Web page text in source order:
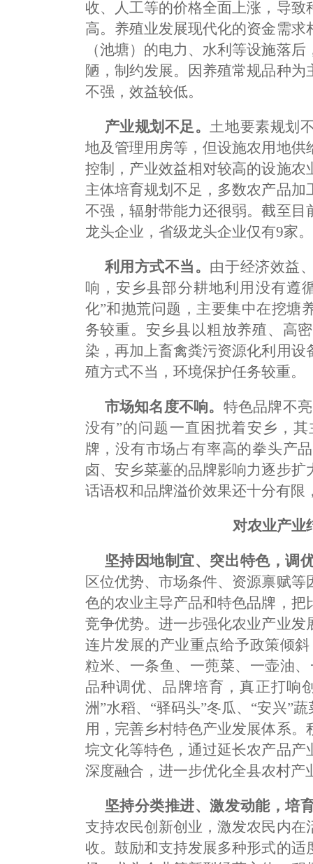
收、人工等的价格全面上涨，导
高。养殖业发展现代化的资金需
（池塘）的电力、水利等设施落
陋，制约发展。因养殖常规品种
不强，效益较低。
产业规划不足。 土地要素规划
地及管理用房等，但设施农用地
控制，产业效益相对较高的设施
主体培育规划不足，多数农产品
不强，辐射带能力还很弱。截至
龙头企业，省级龙头企业仅有9家。
利用方式不当。 由于经济效益
响，安乡县部分耕地利用没有遵
化”和抛荒问题，主要集中在挖塘
务较重。安乡县以粗放养殖、高
染，再加上畜禽粪污资源化利用
殖方式不当，环境保护任务较重。
市场知名度不响。 特色品牌不
没有”的问题一直困扰着安乡，
牌，没有市场占有率高的拳头产
卤、安乡菜薹的品牌影响力逐步
话语权和品牌溢价效果还十分有
对农业产业
坚持因地制宜、突出特色，调
区位优势、市场条件、资源禀赋
色的农业主导产品和特色品牌，
竞争优势。进一步强化农业产业
连片发展的产业重点给予政策倾
粒米、一条鱼、一蔸菜、一壶油
品种调优、品牌培育，真正打响
洲”水稻、“驿码头”冬瓜、“安兴”
用，完善乡村特色产业发展体系
垸文化等特色，通过延长农产品
深度融合，进一步优化全县农村产
坚持分类推进、激发动能，培
支持农民创新创业，激发农民内
收。鼓励和支持发展多种形式的